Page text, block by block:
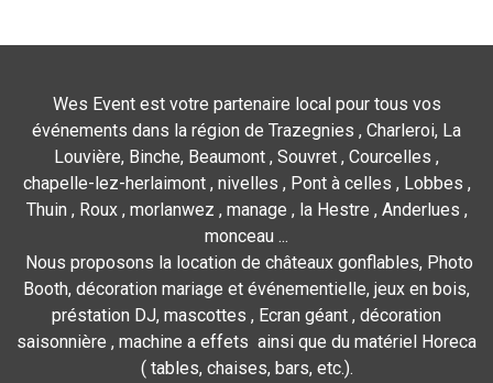
Wes Event est votre partenaire local pour tous vos
événements dans la région de Trazegnies , Charleroi, La
Louvière, Binche, Beaumont , Souvret , Courcelles ,
chapelle-lez-herlaimont , nivelles , Pont à celles , Lobbes ,
Thuin , Roux , morlanwez , manage , la Hestre , Anderlues ,
monceau ...
Nous proposons la location de châteaux gonflables, Photo
Booth, décoration mariage et événementielle, jeux en bois,
préstation DJ, mascottes , Ecran géant , décoration
saisonnière , machine a effets ainsi que du matériel Horeca
( tables, chaises, bars, etc.).